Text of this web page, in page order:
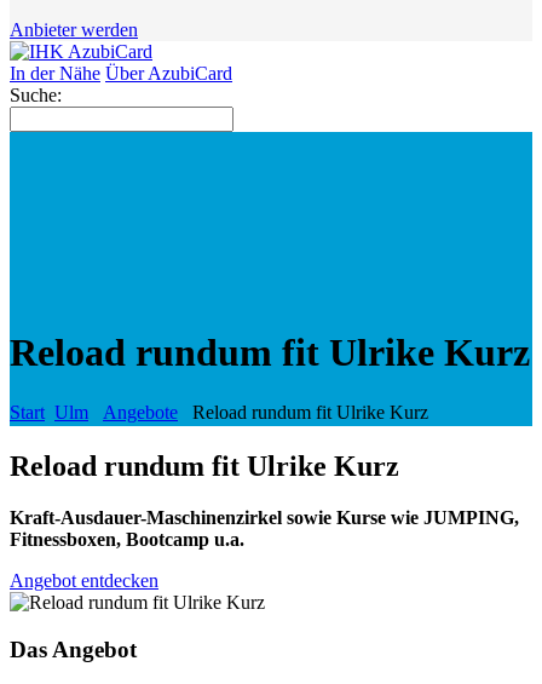
Anbieter werden
In der Nähe Über AzubiCard
Suche:
Reload rundum fit Ulrike Kurz
Start Ulm Angebote Reload rundum fit Ulrike Kurz
Reload rundum fit Ulrike Kurz
Kraft-Ausdauer-Maschinenzirkel sowie Kurse wie JUMPING,
Fitnessboxen, Bootcamp u.a.
Angebot entdecken
Das Angebot